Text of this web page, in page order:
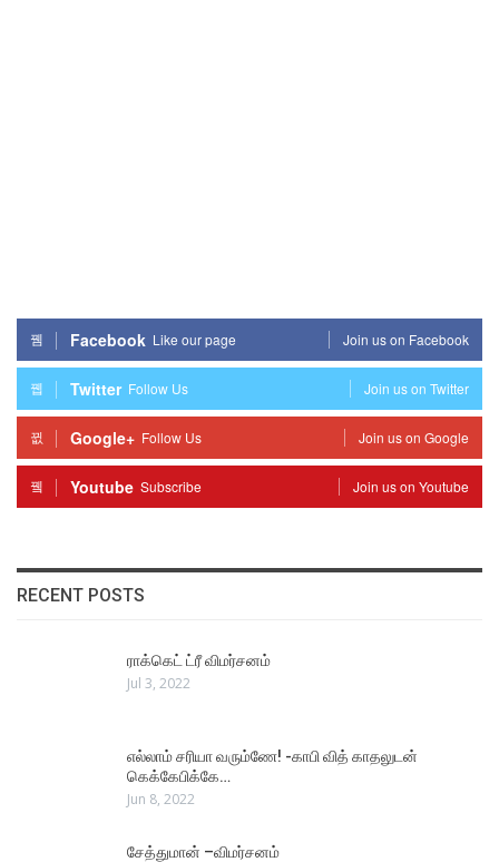
Facebook Like our page Join us on Facebook
Twitter Follow Us Join us on Twitter
Google+ Follow Us Join us on Google
Youtube Subscribe Join us on Youtube
RECENT POSTS
ராக்கெட் ட்ரீ விமர்சனம்
Jul 3, 2022
எல்லாம் சரியா வரும்ணே! -காபி வித் காதலுடன்
கெக்கேபிக்கே…
Jun 8, 2022
சேத்துமான் –விமர்சனம்